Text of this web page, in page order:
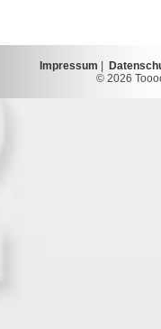
Impressum
© 2026